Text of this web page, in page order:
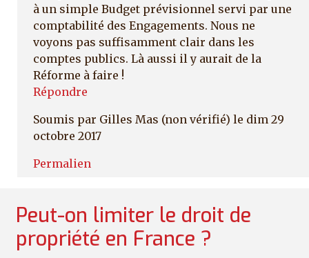
à un simple Budget prévisionnel servi par une
comptabilité des Engagements. Nous ne
voyons pas suffisamment clair dans les
comptes publics. Là aussi il y aurait de la
Réforme à faire !
Répondre
Soumis par Gilles Mas (non vérifié) le dim 29
octobre 2017
En réponse à
Permalien
Peut-on limiter le droit de
propriété en France ?